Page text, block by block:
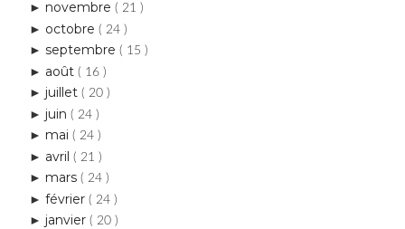
► août( 16 )
► juillet( 20 )
► juin( 24 )
► mai( 24 )
►avril ( 21 )
►mars( 24 )
► février( 24 )
► janvier( 20 )
2011( 43 )